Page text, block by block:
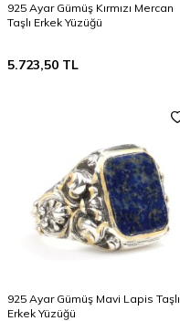
925 Ayar Gümüş Kırmızı Mercan
Taşlı Erkek Yüzüğü
5.723,50 TL
925 Ayar Gümüş Mavi Lapis Taşlı
Erkek Yüzüğü